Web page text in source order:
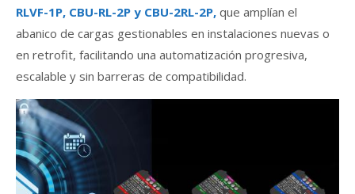
RLVF-1P, CBU-RL-2P y CBU-2RL-2P, que amplían el
abanico de cargas gestionables en instalaciones nuevas o
en retrofit, facilitando una automatización progresiva,
escalable y sin barreras de compatibilidad.